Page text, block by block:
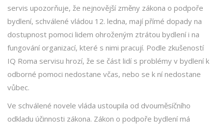
servis upozorňuje, že nejnovější změny zákona o podpoře
bydlení, schválené vládou 12. ledna, mají přímé dopady na
dostupnost pomoci lidem ohroženým ztrátou bydlení i na
fungování organizací, které s nimi pracují. Podle zkušeností
IQ Roma servisu hrozí, že se část lidí s problémy v bydlení k
odborné pomoci nedostane včas, nebo se k ní nedostane
vůbec.
Ve schválené novele vláda ustoupila od dvouměsíčního
odkladu účinnosti zákona. Zákon o podpoře bydlení má